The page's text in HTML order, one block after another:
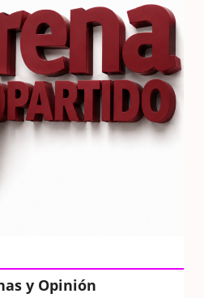
y Opinión